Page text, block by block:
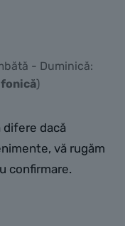
- Duminică:
)
difere dacă
vă rugăm
confirmare.